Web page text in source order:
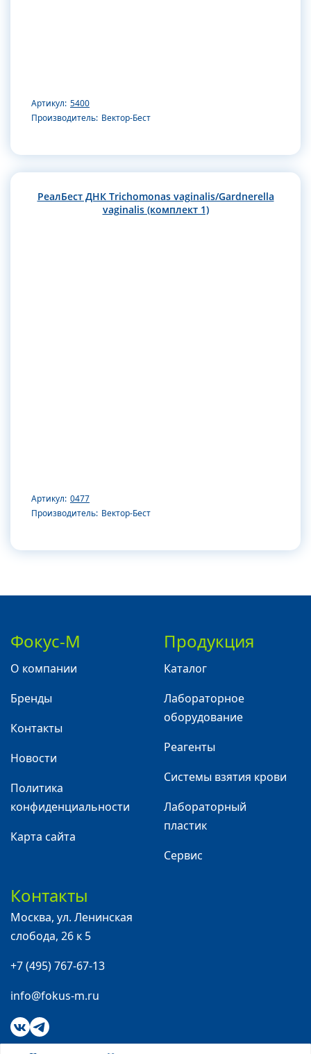
Артикул: 5400
Производитель: Вектор-Бест
РеалБест ДНК Trichomonas vaginalis/Gardnerella
vaginalis (комплект 1)
Артикул: 0477
Производитель: Вектор-Бест
Фокус-М
О компании
Бренды
Контакты
Новости
Политика
конфиденциальности
Карта сайта
Продукция
Каталог
Лабораторное
оборудование
Реагенты
Системы взятия крови
Лабораторный
пластик
Сервис
Контакты
Москва, ул. Ленинская
слобода, 26 к 5
+7 (495) 767-67-13
info@fokus-m.ru